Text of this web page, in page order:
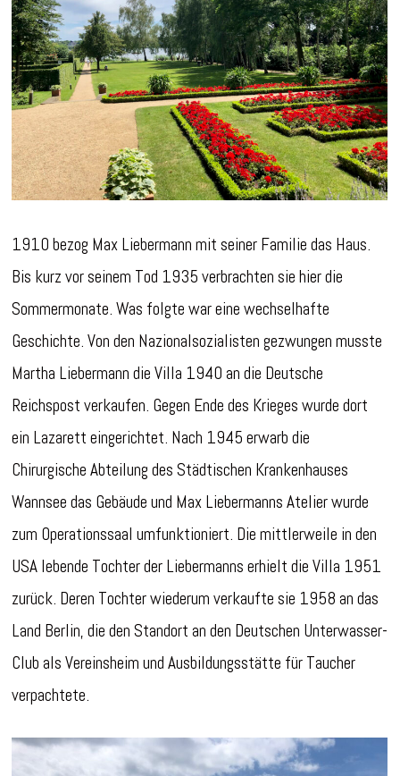
1910 bezog Max Liebermann mit seiner Familie das Haus.
Bis kurz vor seinem Tod 1935 verbrachten sie hier die
Sommermonate. Was folgte war eine wechselhafte
Geschichte. Von den Nazionalsozialisten gezwungen musste
Martha Liebermann die Villa 1940 an die Deutsche
Reichspost verkaufen. Gegen Ende des Krieges wurde dort
ein Lazarett eingerichtet. Nach 1945 erwarb die
Chirurgische Abteilung des Städtischen Krankenhauses
Wannsee das Gebäude und Max Liebermanns Atelier wurde
zum Operationssaal umfunktioniert. Die mittlerweile in den
USA lebende Tochter der Liebermanns erhielt die Villa 1951
zurück. Deren Tochter wiederum verkaufte sie 1958 an das
Land Berlin, die den Standort an den Deutschen Unterwasser-
Club als Vereinsheim und Ausbildungsstätte für Taucher
verpachtete.